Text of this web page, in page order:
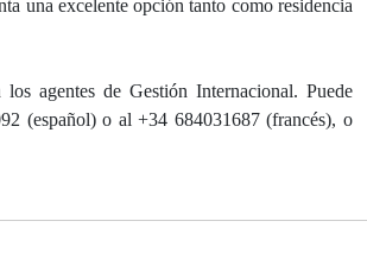
una excelente opción tanto como residencia
agentes de Gestión Internacional. Puede
(español) o al +34 684031687 (francés), o